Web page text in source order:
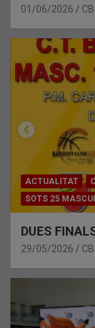
01/06/2026
ACTUALITAT
SOTS 25
DUES
29/05/2026